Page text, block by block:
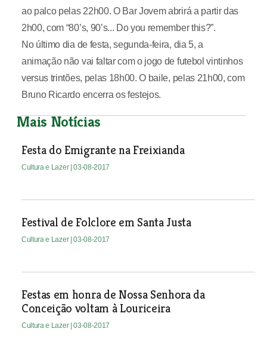
ao palco pelas 22h00. O Bar Jovem abrirá a partir das
2h00, com “80’s, 90’s... Do you remember this?”.
No último dia de festa, segunda-feira, dia 5, a
animação não vai faltar com o jogo de futebol vintinhos
versus trintões, pelas 18h00. O baile, pelas 21h00, com
Bruno Ricardo encerra os festejos.
Mais Notícias
Festa do Emigrante na Freixianda
Cultura e Lazer | 03-08-2017
Festival de Folclore em Santa Justa
Cultura e Lazer | 03-08-2017
Festas em honra de Nossa Senhora da
Conceição voltam à Louriceira
Cultura e Lazer | 03-08-2017